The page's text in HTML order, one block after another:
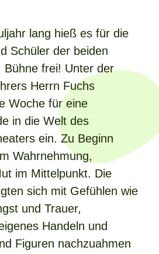
lang hieß es für die
Schüler der beiden
Bühne frei! Unter der
Herrn Fuchs
Woche für eine
in die Welt des
ein. Zu Beginn
Wahrnehmung,
im Mittelpunkt. Die
sich mit Gefühlen wie
und Trauer,
Handeln und
Figuren nachzuahmen